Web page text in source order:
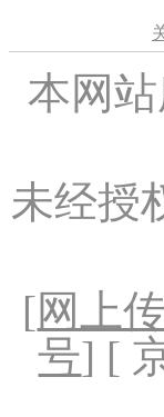
本网
未经授
[网上
号] [